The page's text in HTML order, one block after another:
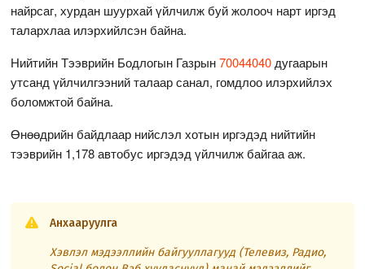
найрсаг, хурдан шуурхай үйлчилж буй жолооч нарт иргэд
талархлаа илэрхийлсэн байна.
Нийтийн Тээврийн Бодлогын Газрын70044040 дугаарын
утсанд үйлчилгээний талаар санал, гомдлоо илэрхийлэх
боломжтой байна.
Өнөөдрийн байдлаар нийслэл хотын иргэдэд нийтийн
тээврийн 1,178 автобус иргэдэд үйлчилж байгаа аж.
Анхааруулга
Хэвлэл мэдээллийн байгууллагууд (Телевиз, Радио,